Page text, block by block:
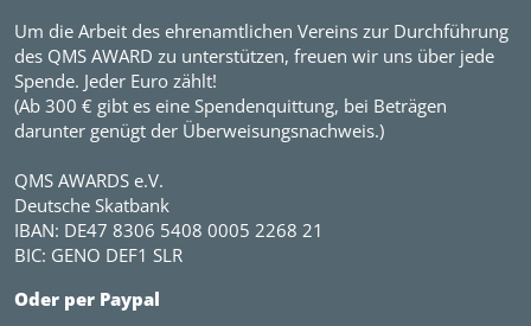
Um die Arbeit des ehrenamtlichen Vereins zur Durchführung
des QMS AWARD zu unterstützen, freuen wir uns über jede
Spende. Jeder Euro zählt!
(Ab 300 € gibt es eine Spendenquittung, bei Beträgen
darunter genügt der Überweisungsnachweis.)
QMS AWARDS e.V.
Deutsche Skatbank
IBAN: DE47 8306 5408 0005 2268 21
BIC: GENO DEF1 SLR
Oder per Paypal